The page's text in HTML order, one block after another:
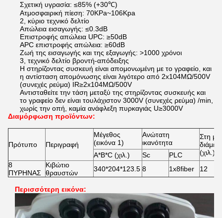
Σχετική υγρασία: ≤85% (+30℃)
Ατμοσφαιρική πίεση: 70KPa~106Kpa
2, κύριο τεχνικό δελτίο
Απώλεια εισαγωγής: ≤0.3dB
Επιστροφής απώλεια UPC: ≥50dB
APC επιστροφής απώλεια: ≥60dB
Ζωή της εισαγωγής και της εξαγωγής: >1000 χρόνοι
3, τεχνικό δελτίο βροντή-απόδειξης
Η στηρίζοντας συσκευή είναι απομονωμένη με το γραφείο, και
η αντίσταση απομόνωσης είναι λιγότερο από 2x104MΩ/500V
(συνεχές ρεύμα) IR≥2x104MΩ/500V
Αντισταθείτε την τάση μεταξύ της στηρίζοντας συσκευής και
το γραφείο δεν είναι τουλάχιστον 3000V (συνεχές ρεύμα) /min,
χωρίς την οπή, καμία ανάφλεξη πυρκαγιάς U≥3000V
Διαμόρφωση προϊόντων:
Πρότυπο Περιγραφή
Μέγεθος
(εικόνα 1)
Ανώτατη
ικανότητα
Στη
(χιλ.)
A*B*C (χιλ.) Sc
PLC
8
ΠΥΡΗΝΑΣ
Κιβώτιο
θραυστών
340*204*123.5 8 1x8fiber 12
Περισσότερη εικόνα: